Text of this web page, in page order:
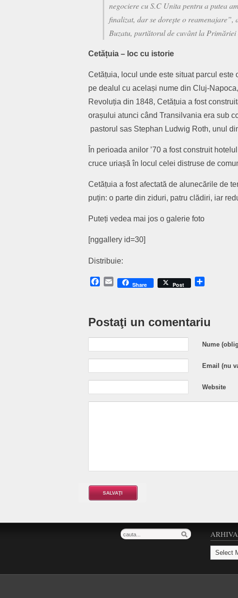
negociere cu S.C Unita pentru a putea
finalizat, dar se dorește o
Buzatu, purtătorul de cuvânt la
Cetățuia – loc cu istorie
Cetățuia, locul unde este situat parcul este
pe dealul cu același nume din Cluj-
Revoluția din 1848, Cetățuia a fost
orașului atunci când Transilvania era sub
pastorul sas Stephan Ludwig Roth, unul
În perioada anilor ’70 a fost construit
cruce uriașă în locul celei distruse de
Cetățuia a fost afectată de alunecările de
puțin: o parte din ziduri, patru clădiri, iar
Puteți vedea mai jos o galerie foto
[nggallery id=30]
Distribuie:
Facebook
EmailShare Post
Postaţi un comentariu
Nume
Email (nu
Website
ARHIVA
Arhiva